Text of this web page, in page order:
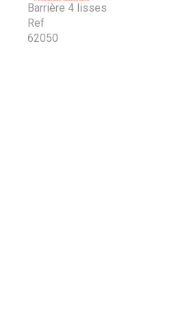
Barrière 4 lisses
Ref
62050